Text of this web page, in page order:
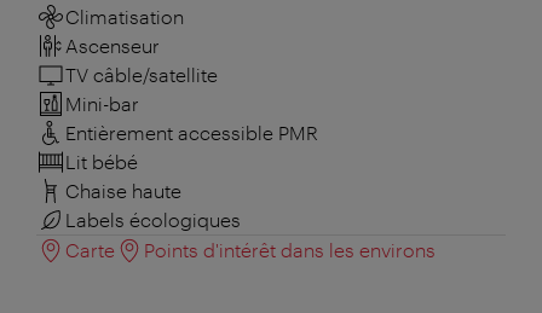
Climatisation
Ascenseur
TV câble/satellite
Mini-bar
Entièrement accessible PMR
Lit bébé
Chaise haute
Labels écologiques
Carte
Points d'intérêt dans les environs